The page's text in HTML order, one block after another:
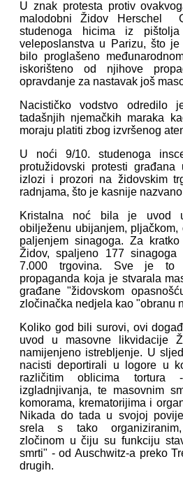
U znak protesta protiv
malodobni Židov Herschel
studenoga hicima iz pištolja
veleposlanstva u Parizu, što
bilo proglašeno
iskorišteno od njihove
opravdanje za nastavak još
Nacističko vodstvo odredilo
tadašnjih njemačkih maraka
moraju platiti zbog izvršenog
U noći 9/10. studenoga
protužidovski protesti
izlozi i prozori na židovskim
radnjama, što je kasnije
Kristalna noć bila je uvod
obilježenu ubijanjem, pljačkom,
paljenjem sinagoga. Za
Židov, spaljeno 177
7.000 trgovina. Sve je to
propaganda koja je stvarala
građane "židovskom
zločinačka nedjela kao "obranu
Koliko god bili surovi, ovi
uvod u masovne likvidacije
namijenjeno istrebljenje. U
nacisti deportirali u logore u
različitim oblicima
izgladnjivanja, te masovnim
komorama, krematorijima i
Nikada do tada u svojoj
srela s tako organiziranim,
zločinom u čiju su funkciju
smrti" - od Auschwitz-a preko
drugih.